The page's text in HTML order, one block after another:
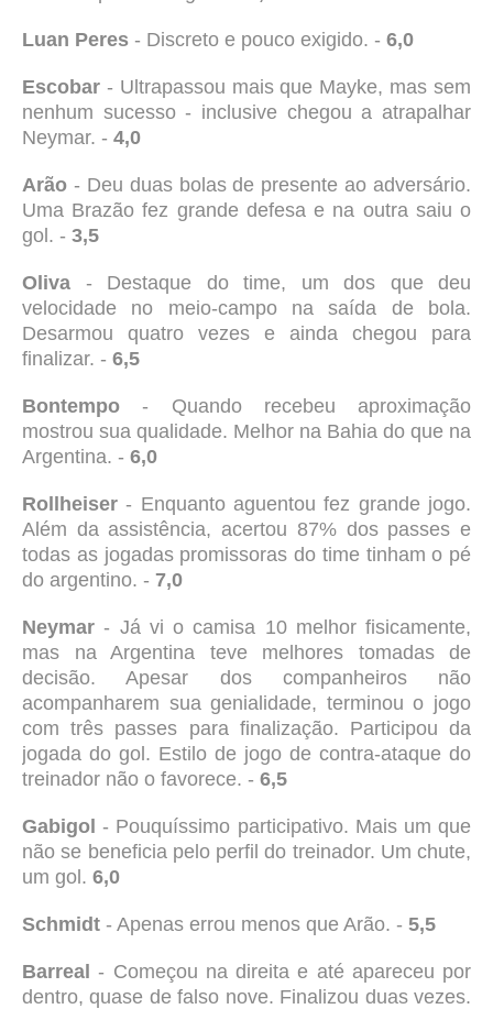
Luan Peres - Discreto e pouco exigido. - 6,0
Escobar - Ultrapassou mais que Mayke, mas sem
nenhum sucesso - inclusive chegou a atrapalhar
Neymar. - 4,0
Arão - Deu duas bolas de presente ao adversário.
Uma Brazão fez grande defesa e na outra saiu o
gol. - 3,5
Oliva - Destaque do time, um dos que deu
velocidade no meio-campo na saída de bola.
Desarmou quatro vezes e ainda chegou para
finalizar. - 6,5
Bontempo- Quando recebeu aproximação
mostrou sua qualidade. Melhor na Bahia do que na
Argentina. - 6,0
Rollheiser- Enquanto aguentou fez grande jogo.
Além da assistência, acertou 87% dos passes e
todas as jogadas promissoras do time tinham o pé
do argentino. - 7,0
Neymar- Já vi o camisa 10 melhor fisicamente,
mas na Argentina teve melhores tomadas de
decisão. Apesar dos companheiros não
acompanharem sua genialidade, terminou o jogo
com três passes para finalização. Participou da
jogada do gol. Estilo de jogo de contra-ataque do
treinador não o favorece. - 6,5
Gabigol- Pouquíssimo participativo. Mais um que
não se beneficia pelo perfil do treinador. Um chute,
um gol. 6,0
Schmidt - Apenas errou menos que Arão. - 5,5
Barreal- Começou na direita e até apareceu por
dentro, quase de falso nove. Finalizou duas vezes.